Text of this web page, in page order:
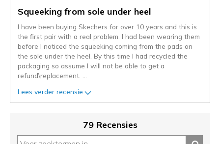
gemigreerd
de
niejee
page_id.
kunt
de
status
van
Squeeking from sole under heel
I have been buying Skechers for over 10 years and this is
the first pair with a real problem. I had been wearing them
before I noticed the squeeking coming from the pads on
the sole under the heel. By this time I had recycled the
packaging so assume I will not be able to get a
refund\replacement.
Lees verder recensie
79 Recensies